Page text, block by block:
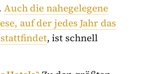
Auch die nahegelegene
auf der jedes Jahr das
, ist schnell